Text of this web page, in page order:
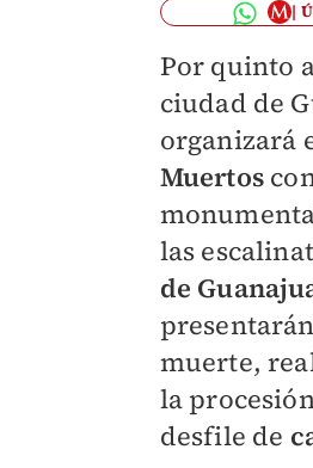
Por quinto
ciudad de
organizará
Muertos
las
de
muerte,
la
desfile de